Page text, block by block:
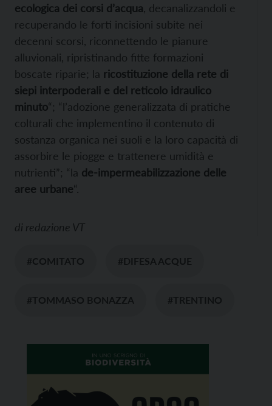
ecologica dei corsi d’acqua , decanalizzandoli e
recuperando le forti incisioni subite nei
decenni scorsi, riconnettendo le pianure
alluvionali, ripristinando fitte formazioni
boscate riparie; la ricostituzione della rete di
siepi interpoderali e del reticolo idraulico
minuto“; “l’adozione generalizzata di pratiche
colturali che implementino il contenuto di
sostanza organica nei suoli e la loro capacità di
assorbire le piogge e trattenere umidità e
nutrienti”; “la de-impermeabilizzazione delle
aree urbane“.
di redazione VT
#COMITATO #DIFESA ACQUE
#TOMMASO BONAZZA #TRENTINO